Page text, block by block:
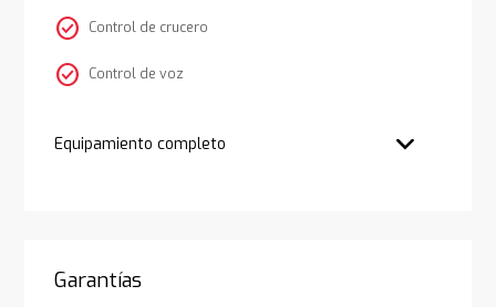
check_circle Control de crucero
check_circle Control de voz
Equipamiento completo
Garantías